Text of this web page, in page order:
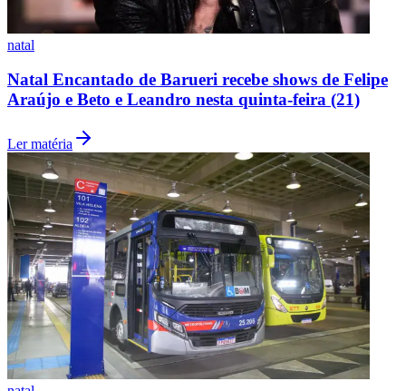
Flamengo
natal
Natal Encantado de Barueri recebe shows de Felipe
Araújo e Beto e Leandro nesta quinta-feira (21)
Ler matéria